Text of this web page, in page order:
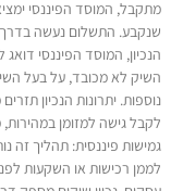
מתקבל, המוסד הפיננסי
שנקבע. התשלום נעשה בדרך
הנכיון, המוסד הפיננסי
השיק לא מכובד, על בעל
נוספות. יתרונות הנכיון
לקבל גישה למזומן
גמישות פיננסית: תהליך זה
לממן רכישות או השקעות